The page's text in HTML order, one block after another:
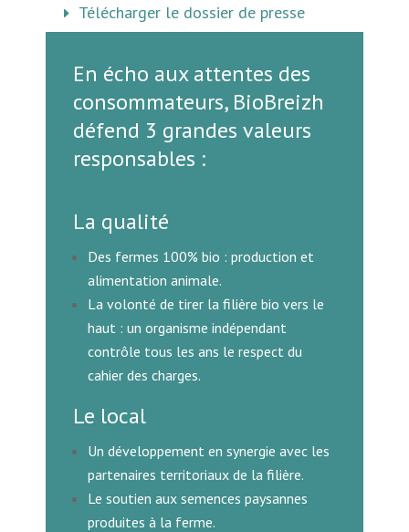
Télécharger le dossier de presse
En écho aux attentes des
consommateurs, BioBreizh
défend 3 grandes valeurs
responsables :
La qualité
Des fermes 100% bio : production et
alimentation animale.
La volonté de tirer la filière bio vers le
haut : un organisme indépendant
contrôle tous les ans le respect du
cahier des charges.
Le local
Un développement en synergie avec les
partenaires territoriaux de la filière.
Le soutien aux semences paysannes
produites à la ferme.